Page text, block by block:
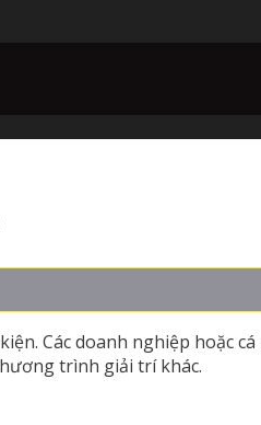
Các doanh nghiệp hoặc
trình giải trí khác.